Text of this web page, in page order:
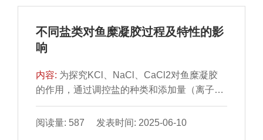
着虾肉中心温度的升高，虾肉肌纤维束间隙增
大并失去弹性，品质下降。虾肉中心温度上升
导致虾肉蛋白氧化程度升高，羰基含量显著升
到3.569 nmol/mg，巯基含量显著降低（P＜
0.05）。蛋白质氧化会诱导蛋白质交联和聚
集，蛋白质适度氧化有利于提高蛋白消化率。
虾肉中心温度90 ℃时，蛋白质消化率达到最
不同盐类对鱼糜凝胶过程及特性的影
响
内容: 为探究KCl、NaCl、CaCl2对鱼糜凝胶
的作用，通过调控盐的种类和添加量（离子强
度）分析添加不同盐类对鱼糜凝胶的影响。结
果表明：相较于CaCl2，添加KCl、NaCl能更
阅读量: 587 发表时间: 2025-06-10